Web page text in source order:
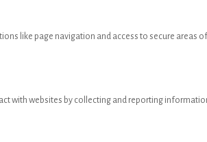
like page navigation and access to secure
with websites by collecting and reporting